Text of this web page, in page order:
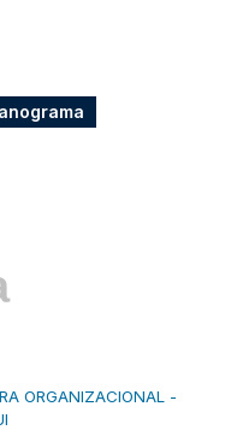
ORGANIZACIONAL -